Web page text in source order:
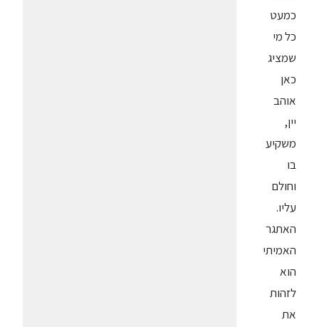
כמעט
כל מי
שמציג
כאן
אוהב
יין,
משקיע
בו
וחולם
עליו.
האתגר
האמיתי
הוא
לזהות
את